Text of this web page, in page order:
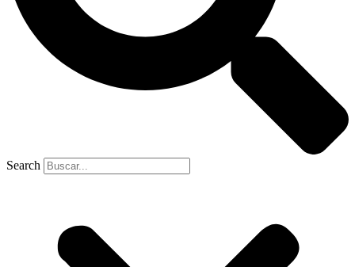
Search